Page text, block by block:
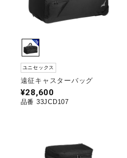
ユニセックス
遠征キャスターバッグ
¥28,600
品番 33JCD107